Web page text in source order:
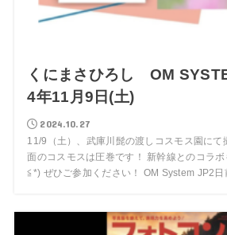
くにまさひろし OM
4年11月9日(土)
2024.10.27
11/9（土）、武庫川髭の渡しコスモス園にて
面のコスモスは圧巻です！ 新幹線とのコラ
≦*) ぜひご参加ください！ OM System JP2日